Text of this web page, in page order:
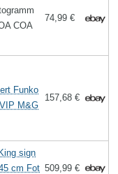
COA
74,99 €
Funko
M&G
157,68 €
sign
cm Fot 509,99 €